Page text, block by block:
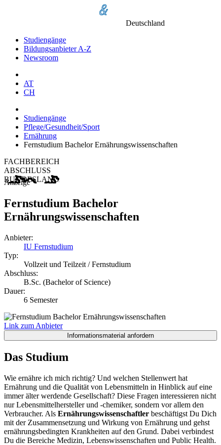
Deutschland
Studiengänge
Bildungsanbieter A-Z
Newsroom
AT
CH
Studiengänge
Pflege/Gesundheit/Sport
Ernährung
Fernstudium Bachelor Ernährungswissenschaften
FACHBEREICH
ABSCHLUSS
BUNDESLAND
Anzeige
Fernstudium Bachelor
Ernährungswissenschaften
Anbieter:
IU Fernstudium
Typ:
Vollzeit und Teilzeit / Fernstudium
Abschluss:
B.Sc. (Bachelor of Science)
Dauer:
6 Semester
Link zum Anbieter
Das Studium
Wie ernähre ich mich richtig? Und welchen Stellenwert hat
Ernährung und die Qualität von Lebensmitteln in Hinblick auf eine
immer älter werdende Gesellschaft? Diese Fragen interessieren nicht
nur Lebensmittelhersteller und -chemiker, sondern vor allem den
Verbraucher. Als Ernährungswissenschaftler beschäftigst Du Dich
mit der Zusammensetzung und Wirkung von Ernährung und gehst
ernährungsbedingten Krankheiten auf den Grund. Dabei verbindest
Du die Bereiche Medizin, Lebenswissenschaften und Public Health.